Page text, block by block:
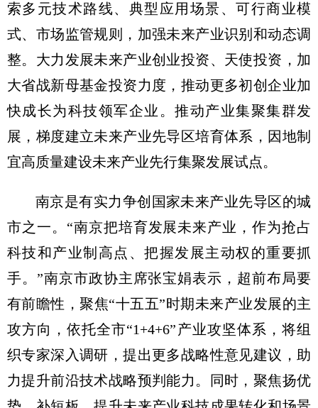
索多元技术路线、典型应用场景、可行商业模
式、市场监管规则，加强未来产业识别和动态调
整。大力发展未来产业创业投资、天使投资，加
大省战新母基金投资力度，推动更多初创企业加
快成长为科技领军企业。推动产业集聚集群发
展，梯度建立未来产业先导区培育体系，因地制
宜高质量建设未来产业先行集聚发展试点。
南京是有实力争创国家未来产业先导区的城
市之一。“南京把培育发展未来产业，作为抢占
科技和产业制高点、把握发展主动权的重要抓
手。”南京市政协主席张宝娟表示，超前布局要
有前瞻性，聚焦“十五五”时期未来产业发展的主
攻方向，依托全市“1+4+6”产业攻坚体系，将组
织专家深入调研，提出更多战略性意见建议，助
力提升前沿技术战略预判能力。同时，聚焦扬优